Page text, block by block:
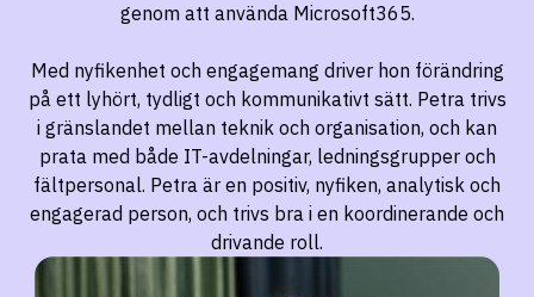
genom att använda Microsoft365.
Med nyfikenhet och engagemang driver hon förändring
på ett lyhört, tydligt och kommunikativt sätt. Petra trivs
i gränslandet mellan teknik och organisation, och kan
prata med både IT-avdelningar, ledningsgrupper och
fältpersonal. Petra är en positiv, nyfiken, analytisk och
engagerad person, och trivs bra i en koordinerande och
drivande roll.